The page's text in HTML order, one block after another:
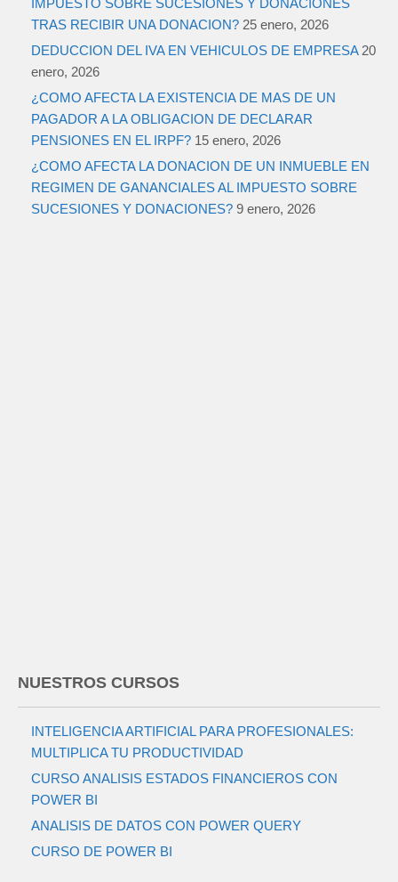
IMPUESTO SOBRE SUCESIONES Y DONACIONES
TRAS RECIBIR UNA DONACION? 25 enero, 2026
DEDUCCION DEL IVA EN VEHICULOS DE EMPRESA 20
enero, 2026
¿COMO AFECTA LA EXISTENCIA DE MAS DE UN
PAGADOR A LA OBLIGACION DE DECLARAR
PENSIONES EN EL IRPF? 15 enero, 2026
¿COMO AFECTA LA DONACION DE UN INMUEBLE EN
REGIMEN DE GANANCIALES AL IMPUESTO SOBRE
SUCESIONES Y DONACIONES? 9 enero, 2026
NUESTROS CURSOS
INTELIGENCIA ARTIFICIAL PARA PROFESIONALES:
MULTIPLICA TU PRODUCTIVIDAD
CURSO ANALISIS ESTADOS FINANCIEROS CON
POWER BI
ANALISIS DE DATOS CON POWER QUERY
CURSO DE POWER BI